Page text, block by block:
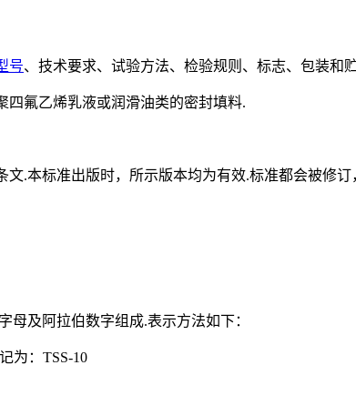
号、技术要求、试验方法、检验规则、标志、包装和
四氟乙烯乳液或润滑油类的密封填料.
.本标准出版时，所示版本均为有效.标准都会被修
及阿拉伯数字组成.表示方法如下：
为：TSS-10